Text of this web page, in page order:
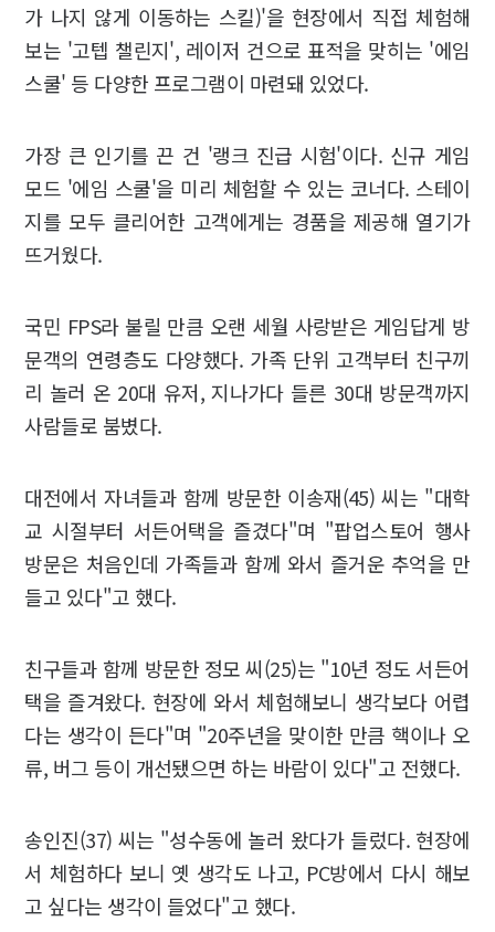
가 나지 않게 이동하는 스킬)'을 현장에서 직접 체험해
보는 '고텝 챌린지', 레이저 건으로 표적을 맞히는 '에임
스쿨' 등 다양한 프로그램이 마련돼 있었다.
가장 큰 인기를 끈 건 '랭크 진급 시험'이다. 신규 게임
모드 '에임 스쿨'을 미리 체험할 수 있는 코너다. 스테이
지를 모두 클리어한 고객에게는 경품을 제공해 열기가
뜨거웠다.
국민 FPS라 불릴 만큼 오랜 세월 사랑받은 게임답게 방
문객의 연령층도 다양했다. 가족 단위 고객부터 친구끼
리 놀러 온 20대 유저, 지나가다 들른 30대 방문객까지
사람들로 붐볐다.
대전에서 자녀들과 함께 방문한 이송재(45) 씨는 "대학
교 시절부터 서든어택을 즐겼다"며 "팝업스토어 행사
방문은 처음인데 가족들과 함께 와서 즐거운 추억을 만
들고 있다"고 했다.
친구들과 함께 방문한 정모 씨(25)는 "10년 정도 서든어
택을 즐겨왔다. 현장에 와서 체험해보니 생각보다 어렵
다는 생각이 든다"며 "20주년을 맞이한 만큼 핵이나 오
류, 버그 등이 개선됐으면 하는 바람이 있다"고 전했다.
송인진(37) 씨는 "성수동에 놀러 왔다가 들렀다. 현장에
서 체험하다 보니 옛 생각도 나고, PC방에서 다시 해보
고 싶다는 생각이 들었다"고 했다.